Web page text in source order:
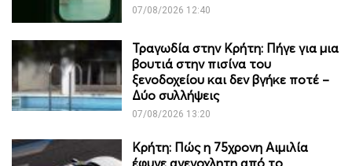
07/08/2026 12:40
Τραγωδία στην Κρήτη: Πήγε για μια
βουτιά στην πισίνα του
ξενοδοχείου και δεν βγήκε ποτέ –
Δύο συλλήψεις
07/08/2026 13:20
Κρήτη: Πώς η 75χρονη Αιμιλία
έφυγε ανενοχλητη από το